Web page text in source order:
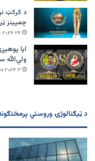
چمپینز
۲۴ Dec ۲۰۲۴
ایا
ولي‌الله
۳ Nov ۲۰۲۴
د ټیګنالوژۍ وروستي